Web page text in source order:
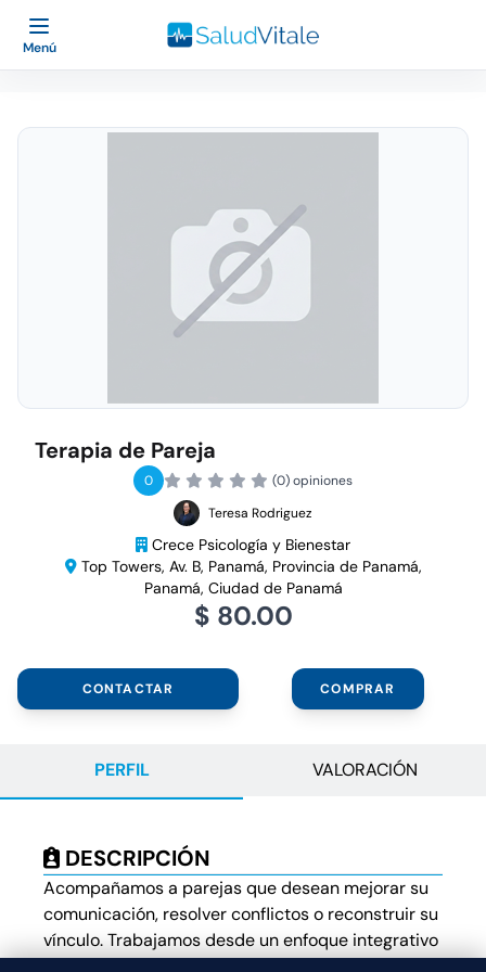
Menú
Terapia de Pareja
0
(0) opiniones
Teresa Rodriguez
Crece Psicología y Bienestar
Top Towers, Av. B, Panamá, Provincia de Panamá,
Panamá, Ciudad de Panamá
$ 80.00
CONTACTAR COMPRAR
PERFIL VALORACIÓN
DESCRIPCIÓN
Acompañamos a parejas que desean mejorar su
comunicación, resolver conflictos o reconstruir su
vínculo. Trabajamos desde un enfoque integrativo